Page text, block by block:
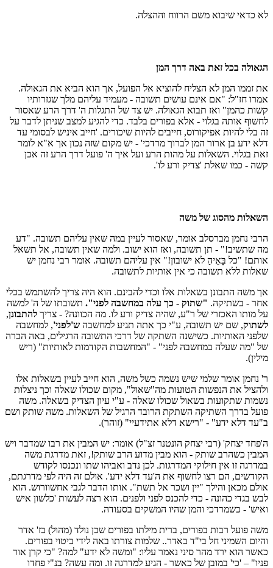
לא כדאי שיבוא משם הרווח וההצלה.
הגאולה בכל זאת באה דרך המן
את זממו המן לא הצליח להוציא אל הפועל, אך הוא הביא את הגאולה.
אמרו חז"ל: "אם אינם עושים תשובה - מעמיד עליהם מלך שגזרותיו
קשות כהמן" ואז תבוא הגאולה. יש צד של התגלות ה' דרך הרע שאסור
לחשוף אותה בגלוי - אלא בפורים בלבד. כדי להגיע למצב שניתן לדבר על
זה בלי להיות אפיקורוס, חייבים להיות שיכורים. 'חייב איניש לבסומי עד
דלא ידע בן ארור המן לברוך מרדכי' - יש מקום שזה נכון אך א"א לומר
זאת בגלוי. השאלות על מהות הרע ועל איך ה' פועל דרך הרע זה אכן
קשה - כמו שאלת 'צדיק ורע לו'.
השאלות מהסוג של משה
הרבי נחמן מברסלב אומר, שאסור לעיין במה שאין עליהם תשובה. "דע
מה שתשיב!" - תן תשובה, ואז הוא ישוב. ולמה שאין תשובה, אל תשאל
אותם! "כל בָּאֵיהַ לא ישובון!" אין עליהם תשובה. אומר רבי נחמן יש
שאלות ללא תשובה כי אין אותיות לתשובה.
אך משה התבונן בשאלות אלו וכדי להבינם. הוא היה צריך להשתמש בכלי
אחר - בשתיקה. "שתוק - כך עלה במחשבה לפני". תשובתו של ה' למשה
על מותו האכזרי של ר"ע, שהיה צדיק ורע לו. מה הכוונה? - צריך להתבונן,
לשתוק, שם יש תשובה, ע"י כך אתה תגיע למחשבה ש'לפני', למחשבה
שלפני האותיות. כשישנה השתקה של דרכי התשובה הרגילים, באה הכרה
של "מה שעלה במחשבה לפני" - "המחשבות הקודמות לאותיות" (ריש
מילין).
ר' נחמן אומר שלמי שיש נשמה כשל משה, הוא חייב לעיין בשאלות אלו
ולהציל את הנפשות הטועות מה"שאול", מקום שכולו שאלה וכך ניצלות
נשמות שתקועות בשאול שכולו שאלה - ע"י עיון הצדיק בשאלה. משה
פועל בדרך השתיקה השתקת הרובד הרגיל של השאלות. משה שותק ושם
ב"עד דלא ידע" - "רישא דלא אתידעיי" (זוהר).
ה'פחד יצחק' (רבי יצחק הונטנר זצ"ל) אומר: יש המבין את רבו שמדבר ויש
המבין כשהרב שותק - הוא מבין מדוע הרב שותק!, זאת מדרגת משה
במדרגה זו אין חילוקי המדרגות. לכן נדב ואביהו שתו ונכנסו לקודש
הקודשים, הם רצו לחשוף את ה'עד דלא ידע'. אולם זה היה לפי מדרגתם,
אולם מכאן והילך "יין ושכר אל תשת". אותו הדבר לגבי אחשוורוש. הוא
לבש בגדי כהונה - כדי להכנס לפני ולפנים. הוא רצה לעשות 'כלשון איש
ואיש' - כשמרדכי והמן שהיו המשקים בסעודה.
משה פועל רבות בפורים, ברית מילתו בפורים שכן נולד (מהול) בז' אדר
והיום השמיני חל בי"ד באדר.. שלמות צורתו באה לידי ביטוי בפורים.
כאשר הוא ירד מהר סיני נאמר עליו: "ומשה לא ידע" למה? "כי קרן אור
פניו" – 'כי' במובן של כאשר - הגיע למדרגה זו. ומה עשה? בנ"י פחדו